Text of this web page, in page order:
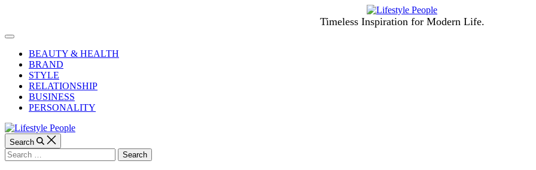
Timeless Inspiration for Modern Life.
Off
CanvasBEAUTY & HEALTH
BRAND
STYLE
RELATIONSHIP
BUSINESS
PERSONALITY
Search
Search
for: